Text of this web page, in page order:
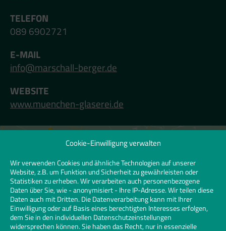
Cookie-Einwilligung verwalten
Wir verwenden Cookies und ähnliche Technologien auf unserer
Website, z.B. um Funktion und Sicherheit zu gewährleisten oder
Statistiken zu erheben. Wir verarbeiten auch personenbezogene
Daten über Sie, wie - anonymisiert - Ihre IP-Adresse. Wir teilen diese
Daten auch mit Dritten. Die Datenverarbeitung kann mit Ihrer
Einwilligung oder auf Basis eines berechtigten Interesses erfolgen,
dem Sie in den individuellen Datenschutzeinstellungen
widersprechen können. Sie haben das Recht, nur in essenzielle
TELEFON
089 6902721
E-MAIL
info@marschall-berger.de
WEBSITE
www.muenchen-glaserei.de
Klicken Sie hier, um Marketing-Cookies zu
akzeptieren und diesen Inhalt zu
aktivieren | Click to accept marketing
cookies and enable this content